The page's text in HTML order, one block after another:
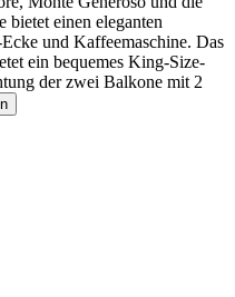
bietet einen eleganten
und Kaffeemaschine. Das
ein bequemes King-Size-
der zwei Balkone mit 2